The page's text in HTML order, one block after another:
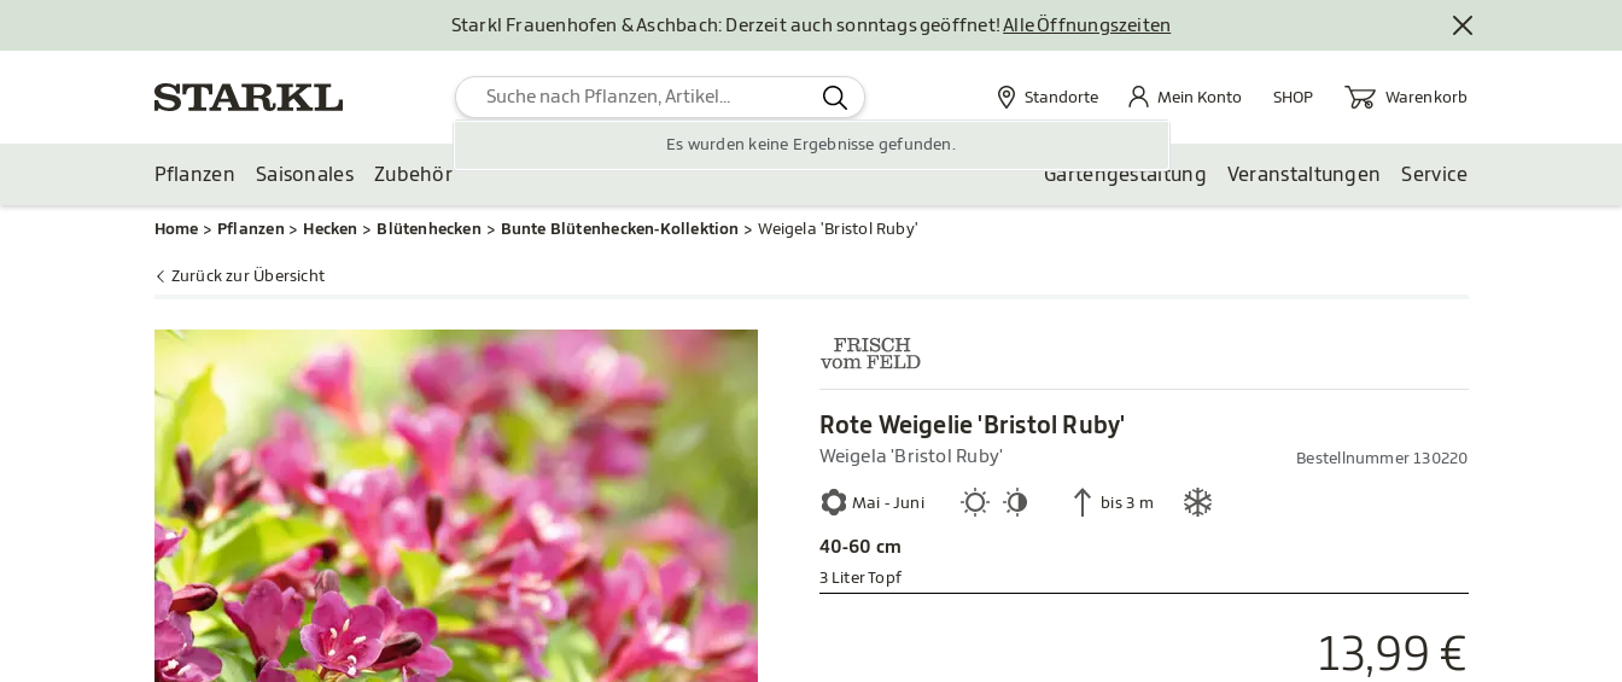
Starkl Frauenhofen & Aschbach: Derzeit auch sonntags geöffnet!Alle Öffnungszeiten
Es wurden keine Ergebnisse gefunden.
Standorte
Standorte Mein Konto
Mein Konto SHOP Warenkorb
Warenkorb
Pflanzen Saisonales Zubehör Gartengestaltung Veranstaltungen Service
Home Pflanzen Hecken Blütenhecken Bunte Blütenhecken-Kollektion Weigela 'Bristol Ruby'
Zurück zur Übersicht
Rote Weigelie 'Bristol Ruby'
Weigela 'Bristol Ruby' Bestellnummer 130220
Mai - Juni bis 3 m
40-60 cm
3 Liter Topf
13,99 €